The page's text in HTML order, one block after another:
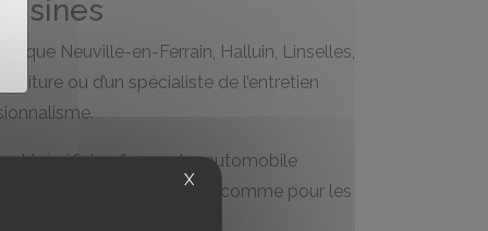
que Neuville-en-Ferrain, Halluin, Linselles,
ou d’un spécialiste de l’entretien
bénéficier d’un centre automobile
à chaque localisation, comme pour les
X